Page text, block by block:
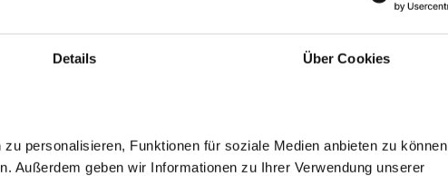
Details Über Cookies
personalisieren, Funktionen für soziale Medien anbieten zu können
Außerdem geben wir Informationen zu Ihrer Verwendung unserer